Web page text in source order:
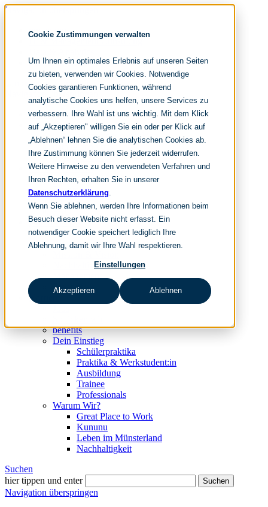
Cookie Zustimmungen verwalten
Um Ihnen ein optimales Erlebnis auf unseren Seiten
zu bieten, verwenden wir Cookies. Notwendige
Cookies garantieren Funktionen, während
analytische Cookies uns helfen, unsere Services zu
verbessern. Ihre Wahl ist uns wichtig. Mit dem Klick
auf „Akzeptieren" willigen Sie ein oder per Klick auf
„Ablehnen“ lehnen Sie die analytischen Cookies ab.
Ihre Zustimmung können Sie jederzeit widerrufen.
Weitere Hinweise zu den verwendeten Verfahren und
Ihren Rechten, erhalten Sie in unserer
Datenschutzerklärung.
Wenn Sie ablehnen, werden Ihre Informationen beim
Besuch dieser Website nicht erfasst. Ein
notwendiger Cookie speichert lediglich Ihre
Ablehnung, damit wir Ihre Wahl respektieren.
Einstellungen
Akzeptieren Ablehnen
Navigation überspringen
noventum
IT & Management Consulting
People & Culture
Navigation überspringen
Home
Leistungen
it & management consulting
people & culture
Wissen & Events
nc360° Magazin
Events
Glossar
FAQ
Unternehmen
Über uns
Auszeichnungen
Nachhaltigkeit
Management
Freunde
Karriere
benefits
Dein Einstieg
Schülerpraktika
Praktika & Werkstudent:in
Ausbildung
Trainee
Professionals
Warum Wir?
Great Place to Work
Kununu
Leben im Münsterland
Nachhaltigkeit
Suchen
hier tippen und enter
Suchen
Navigation überspringen